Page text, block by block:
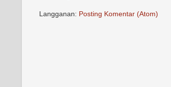
Langganan: Posting Komentar (Atom)